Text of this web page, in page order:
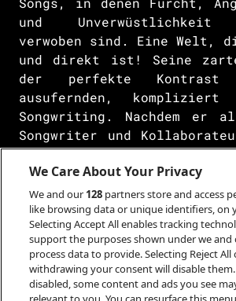
und Unverwüstlichkeit
verwoben sind. Eine
und direkt ist! Seine
der perfekte Kontrast
ausufernden, kompliziert
Songwriting. Nachdem er
Songwriter und
bekannten Namen wie
Twigs, Jockstrap,
Country sowie
zusammengearbeitet hat,
bereit, die Hauptbühnen zu
Ethan P. Flynns
„Abandon All Hope“ ist ein
We Care About Your Privacy
We and our 128 partners store and access
like browsing data or unique identifiers, on
Selecting Accept All enables tracking
support the purposes shown under we
process data to provide. Selecting Reject All
withdrawing your consent will disable
disabled, some content and ads you see